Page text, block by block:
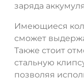
заряда
Имеющиеся
сможет
Также стоит
стальную
позволяя